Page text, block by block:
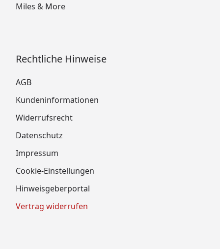
Miles & More
Rechtliche Hinweise
AGB
Kundeninformationen
Widerrufsrecht
Datenschutz
Impressum
Cookie-Einstellungen
Hinweisgeberportal
Vertrag widerrufen